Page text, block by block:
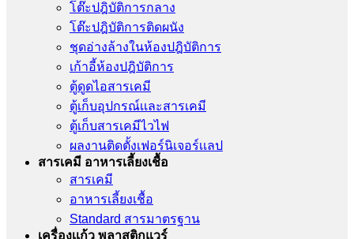
โต๊ะปฎิบัติการกลาง
โต๊ะปฎิบัติการติดผนัง
ชุดอ่างล้างในห้องปฎิบัติการ
เก้าอี้ห้องปฎิบัติการ
ตู้ดูดไอสารเคมี
ตู้เก็บอุปกรณ์เเละสารเคมี
ตู้เก็บสารเคมีไวไฟ
ผลงานติดตั้งเฟอร์นิเจอร์เเลป
สารเคมี อาหารเลี้ยงเชื้อ
สารเคมี
อาหารเลี้ยงเชื้อ
Standard สารมาตรฐาน
เครื่องเเก้ว พลาสติกแวร์